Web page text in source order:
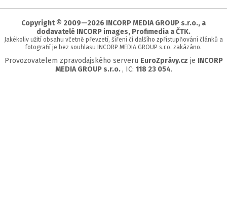
stránky
Copyright © 2009—2026 INCORP MEDIA GROUP s.r.o., a
dodavatelé INCORP images, Profimedia a ČTK.
Jakékoliv užití obsahu včetně převzetí, šíření či dalšího zpřístupňování článků a
fotografií je bez souhlasu INCORP MEDIA GROUP s.r.o. zakázáno.
Provozovatelem zpravodajského serveru EuroZprávy.cz je INCORP
MEDIA GROUP s.r.o. , IC: 118 23 054.